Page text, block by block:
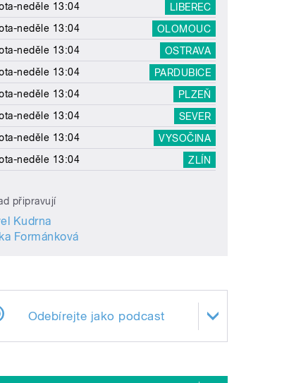
neděle 13:04
LIBEREC
neděle 13:04
OLOMOUC
neděle 13:04
OSTRAVA
neděle 13:04
PARDUBICE
neděle 13:04
PLZEŇ
neděle 13:04
SEVER
neděle 13:04
VYSOČINA
neděle 13:04
ZLÍN
připravují
Kudrna
Formánková
Odebírejte jako podcast